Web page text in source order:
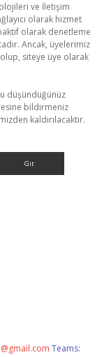
ve İletişim
olarak hizmet
olarak denetleme
Ancak, üyelerimiz
siteye üye olarak
düşündüğünüz
bildirmeniz
kaldırılacaktır.
Teams: